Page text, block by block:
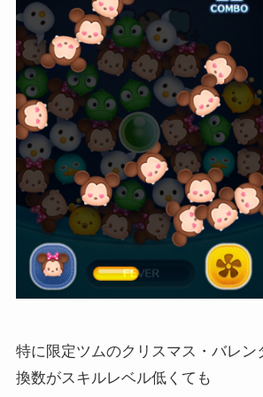
特に限定ツムのクリスマス・バレン
換数がスキルレベル低くても